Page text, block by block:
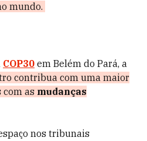
mundo.
COP30 em Belém do Pará, a
contribua com uma maior
com as mudanças
nos tribunais